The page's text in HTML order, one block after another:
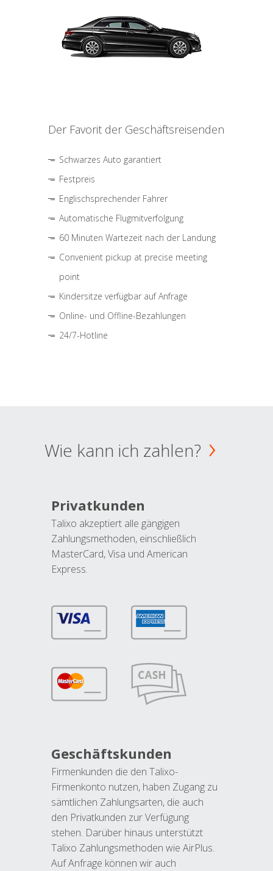
Der Favorit der Geschäftsreisenden
Schwarzes Auto garantiert
Festpreis
Englischsprechender Fahrer
Automatische Flugmitverfolgung
60 Minuten Wartezeit nach der Landung
Convenient pickup at precise meeting
point
Kindersitze verfügbar auf Anfrage
Online- und Offline-Bezahlungen
24/7-Hotline
Wie kann ich zahlen?
Privatkunden
Talixo akzeptiert alle gängigen
Zahlungsmethoden, einschließlich
MasterCard, Visa und American
Express.
Geschäftskunden
Firmenkunden die den Talixo-
Firmenkonto nutzen, haben Zugang zu
sämtlichen Zahlungsarten, die auch
den Privatkunden zur Verfügung
stehen. Darüber hinaus unterstützt
Talixo Zahlungsmethoden wie AirPlus.
Auf Anfrage können wir auch